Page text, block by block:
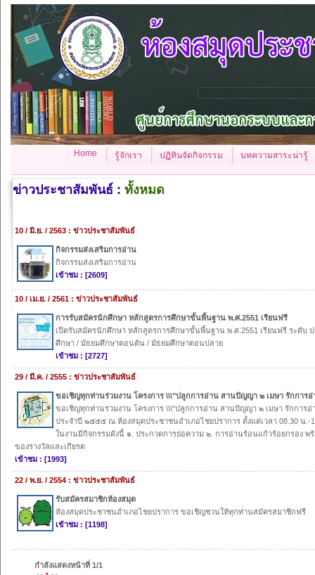
Home รู้จักเรา ปฏิทินจัดกิจกรรม บทความสาระน่ารู้
ข่าวประชาสัมพันธ์ : ทั้งหมด
10 / มิ.ย. / 2563 : ข่าวประชาสัมพันธ์
กิจกรรมส่งเสริมการอ่าน
กิจกรรมส่งเสริมการอ่าน
เข้าชม : [2609]
10 / เม.ย. / 2561 : ข่าวประชาสัมพันธ์
การรับสมัครนักศึกษา หลักสูตรการศึกษาขั้นพื้นฐาน พ.ศ.2551 เรียนฟรี
เปิดรับสมัครนักศึกษา หลักสูตรการศึกษาขั้นพื้นฐาน พ.ศ.2551 เรียนฟรี ระดับ
ศึกษา / มัธยมศึกษาตอนต้น / มัธยมศึกษาตอนปลาย
เข้าชม : [2727]
29 / มี.ค. / 2555 : ข่าวประชาสัมพันธ์
ขอเชิญทุกท่านร่วมงาน โครงการ \\\"ปลูกการอ่าน สานปัญญา ๒ เมษา รักการอ่
ขอเชิญทุกท่านร่วมงาน โครงการ \\\"ปลูกการอ่าน สานปัญญา ๒ เมษา รักการอ่
ประจำปี ๒๕๕๕ ณ ห้องสมุดประชาชนอำเภอไชยปราการ ตั้งแต่เวลา 08.30 น.-
ในงานมีกิจกรรมดังนี้ ๑. ประกวดการย่อความ ๒. การอ่านร้อนแก้วร้อยกรอง พ
ของรางวัลและเกียรต
เข้าชม : [1993]
22 / พ.ย. / 2554 : ข่าวประชาสัมพันธ์
รับสมัครสมาชิกห้องสมุด
ห้องสมุดประชาชนอำเภอไชยปราการ ขอเชิญชวนให้ทุกท่่านสมัครสมาชิกฟรี
เข้าชม : [1198]
กำลังแสดงหน้าที่ 1/1